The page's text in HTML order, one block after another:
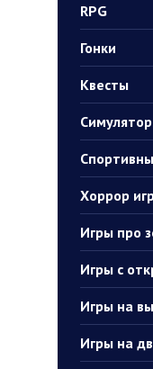
RPG
Гонки
Квесты
Хоррор
Игры про
Игры с
Игры на
Игры на